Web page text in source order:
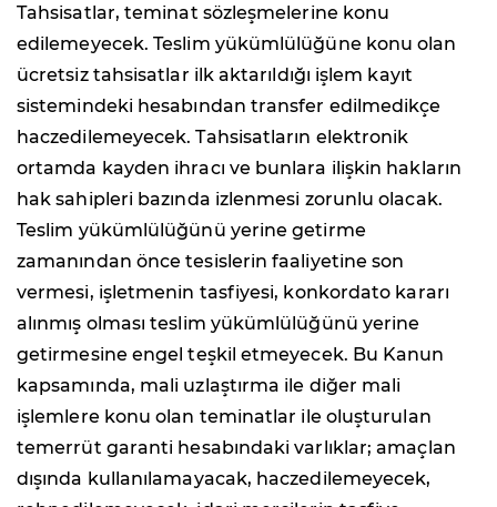
Tahsisatlar, teminat sözleşmelerine konu
edilemeyecek. Teslim yükümlülüğüne konu olan
ücretsiz tahsisatlar ilk aktarıldığı işlem kayıt
sistemindeki hesabından transfer edilmedikçe
haczedilemeyecek. Tahsisatların elektronik
ortamda kayden ihracı ve bunlara ilişkin hakların
hak sahipleri bazında izlenmesi zorunlu olacak.
Teslim yükümlülüğünü yerine getirme
zamanından önce tesislerin faaliyetine son
vermesi, işletmenin tasfiyesi, konkordato kararı
alınmış olması teslim yükümlülüğünü yerine
getirmesine engel teşkil etmeyecek. Bu Kanun
kapsamında, mali uzlaştırma ile diğer mali
işlemlere konu olan teminatlar ile oluşturulan
temerrüt garanti hesabındaki varlıklar; amaçlan
dışında kullanılamayacak, haczedilemeyecek,